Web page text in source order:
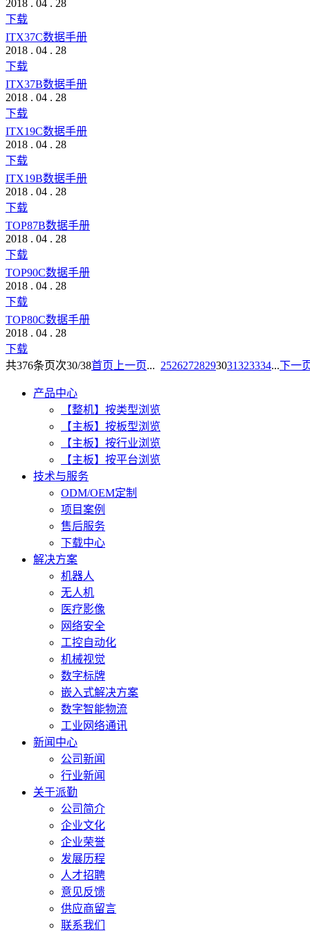
2018 . 04 . 28
下载
ITX37C数据手册
2018 . 04 . 28
下载
ITX37B数据手册
2018 . 04 . 28
下载
ITX19C数据手册
2018 . 04 . 28
下载
ITX19B数据手册
2018 . 04 . 28
下载
TOP87B数据手册
2018 . 04 . 28
下载
TOP90C数据手册
2018 . 04 . 28
下载
TOP80C数据手册
2018 . 04 . 28
下载
共376条页次30/38首页上一页... 25262728293031323334... 下一
产品中心
【整机】按类型浏览
【主板】按板型浏览
【主板】按行业浏览
【主板】按平台浏览
技术与服务
ODM/OEM定制
项目案例
售后服务
下载中心
解决方案
机器人
无人机
医疗影像
网络安全
工控自动化
机械视觉
数字标牌
嵌入式解决方案
数字智能物流
工业网络通讯
新闻中心
公司新闻
行业新闻
关于派勤
公司简介
企业文化
企业荣誉
发展历程
人才招聘
意见反馈
供应商留言
联系我们